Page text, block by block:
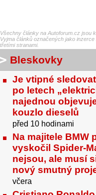
Všechny články na Autoforum.cz jsou
Vyjma článků označených jako
třetími stranami.
Bleskovky
Je vtipné
po letech
najednou
kouzlo dieselů
před 10 hodinami
Na majitele BMW
vyskočil Spider-
nejsou, ale musí
nový smutný
včera